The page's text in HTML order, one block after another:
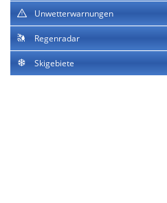
Unwetterwarnungen
Regenradar
Skigebiete